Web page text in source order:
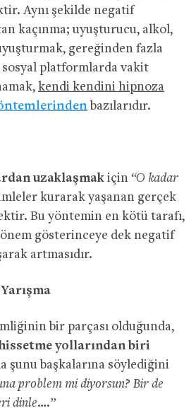
Aynı şekilde negatif
kaçınma; uyuşturucu, alkol,
gereğinden fazla
platformlarda vakit
kendi kendini hipnoza
bazılarıdır.
uzaklaşmak için “O kadar
kurarak yaşanan gerçek
Bu yöntemin en kötü tarafı,
önem gösterinceye dek negatif
artmasıdır.
bir parçası olduğunda,
yollarından biri
şunu başkalarına söylediğini
problem mi diyorsun? Bir de
dinle….”